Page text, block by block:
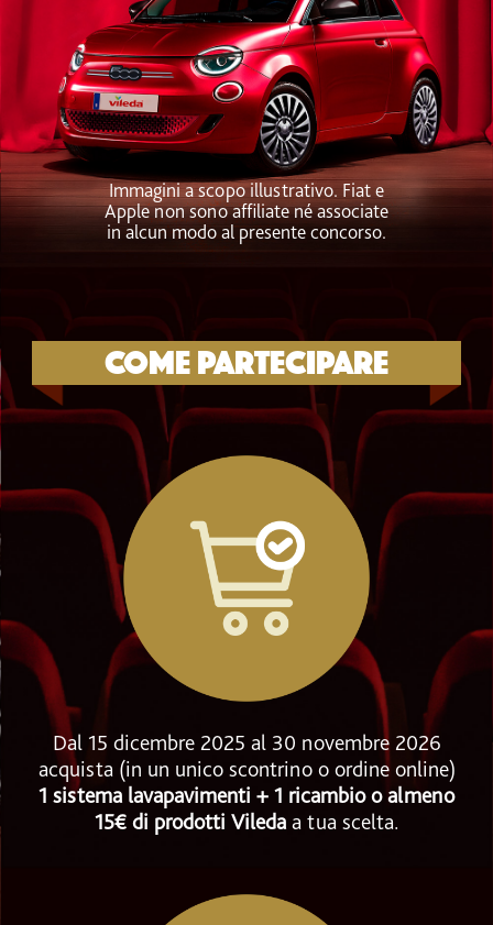
Immagini a scopo illustrativo. Fiat e
Apple non sono affiliate né associate
in alcun modo al presente concorso.
Come partecipare
Dal 15 dicembre 2025 al 30 novembre 2026
acquista (in un unico scontrino o ordine online)
1 sistema lavapavimenti + 1 ricambio o almeno
15€ di prodotti Viledaa tua scelta.